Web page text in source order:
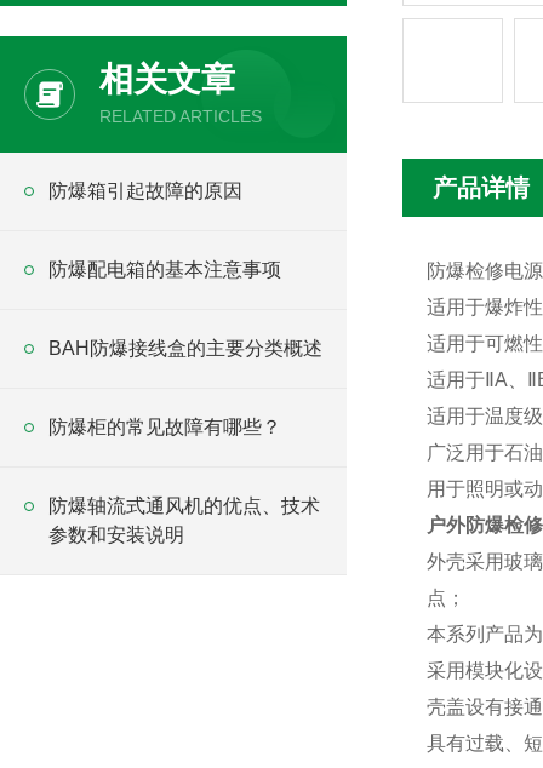
相关文章
RELATED ARTICLES
防爆箱引起故障的原因
防爆配电箱的基本注意事项
BAH防爆接线盒的主要分类概述
防爆柜的常见故障有哪些？
防爆轴流式通风机的优点、技术
参数和安装说明
产品详情
防爆检修电
适用于爆炸
适用于可燃
适用于ⅡA、
适用于温度
广泛用于石
用于照明或
户外防爆检
外壳采用玻
点；
本系列产品
采用模块化
壳盖设有接
具有过载、